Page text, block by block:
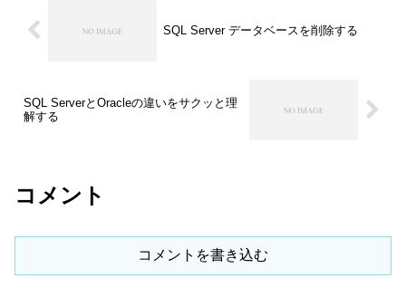
SQL Server データベースを削除する
SQL ServerとOracleの違いをサクッと理
解する
コメント
コメントを書き込む